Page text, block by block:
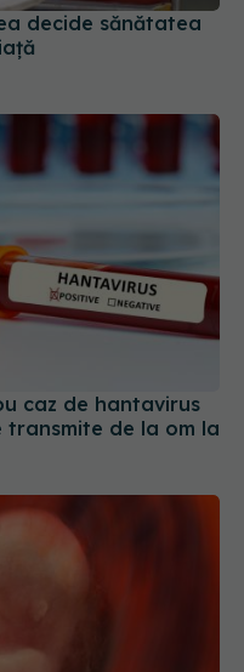
decide sănătatea
caz de hantavirus
transmite de la om la